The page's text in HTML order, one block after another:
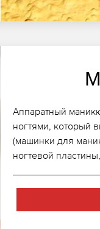
Аппаратный
ногтями, который
(машинки для
ногтевой